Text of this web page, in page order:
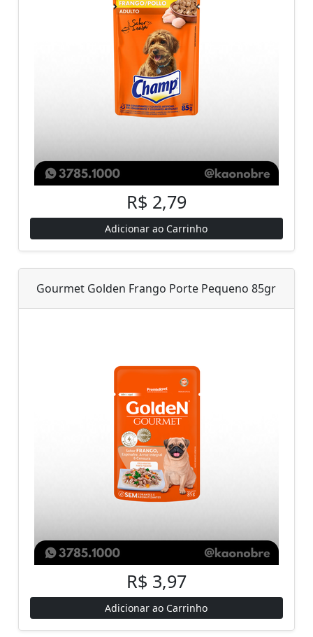
R$ 2,79
Adicionar ao Carrinho
Gourmet Golden Frango Porte Pequeno 85gr
R$ 3,97
Adicionar ao Carrinho